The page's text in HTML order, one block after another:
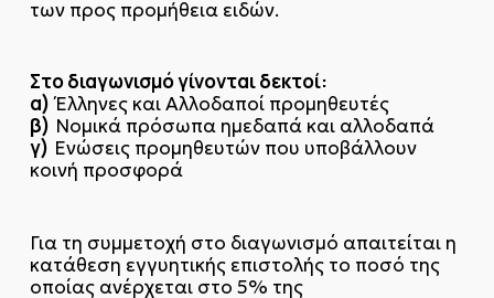
των προς προμήθεια ειδών.
Στο διαγωνισμό γίνονται δεκτοί:
α)Έλληνες και Αλλοδαποί προμηθευτές
β) Νομικά πρόσωπα ημεδαπά και αλλοδαπά
γ) Ενώσεις προμηθευτών που υποβάλλουν
κοινή προσφορά
Για τη συμμετοχή στο διαγωνισμό απαιτείται η
κατάθεση εγγυητικής επιστολής το ποσό της
οποίας ανέρχεται στο 5% της